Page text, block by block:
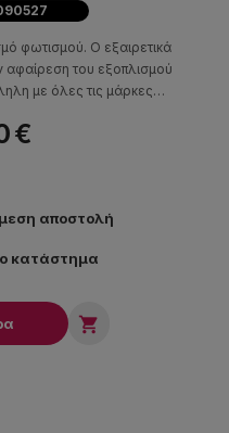
φωτισμού. Ο εξαιρετικά
αφαίρεση του εξοπλισμού
με όλες τις μάρκες
€
αποστολή
κατάστημα
